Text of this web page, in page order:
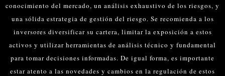
conocimiento del mercado, un análisis exhaustivo de los riesgos, y
una sólida estrategia de gestión del riesgo. Se recomienda a los
inversores diversificar su cartera, limitar la exposición a estos
activos y utilizar herramientas de análisis técnico y fundamental
para tomar decisiones informadas. De igual forma, es importante
estar atento a las novedades y cambios en la regulación de estos